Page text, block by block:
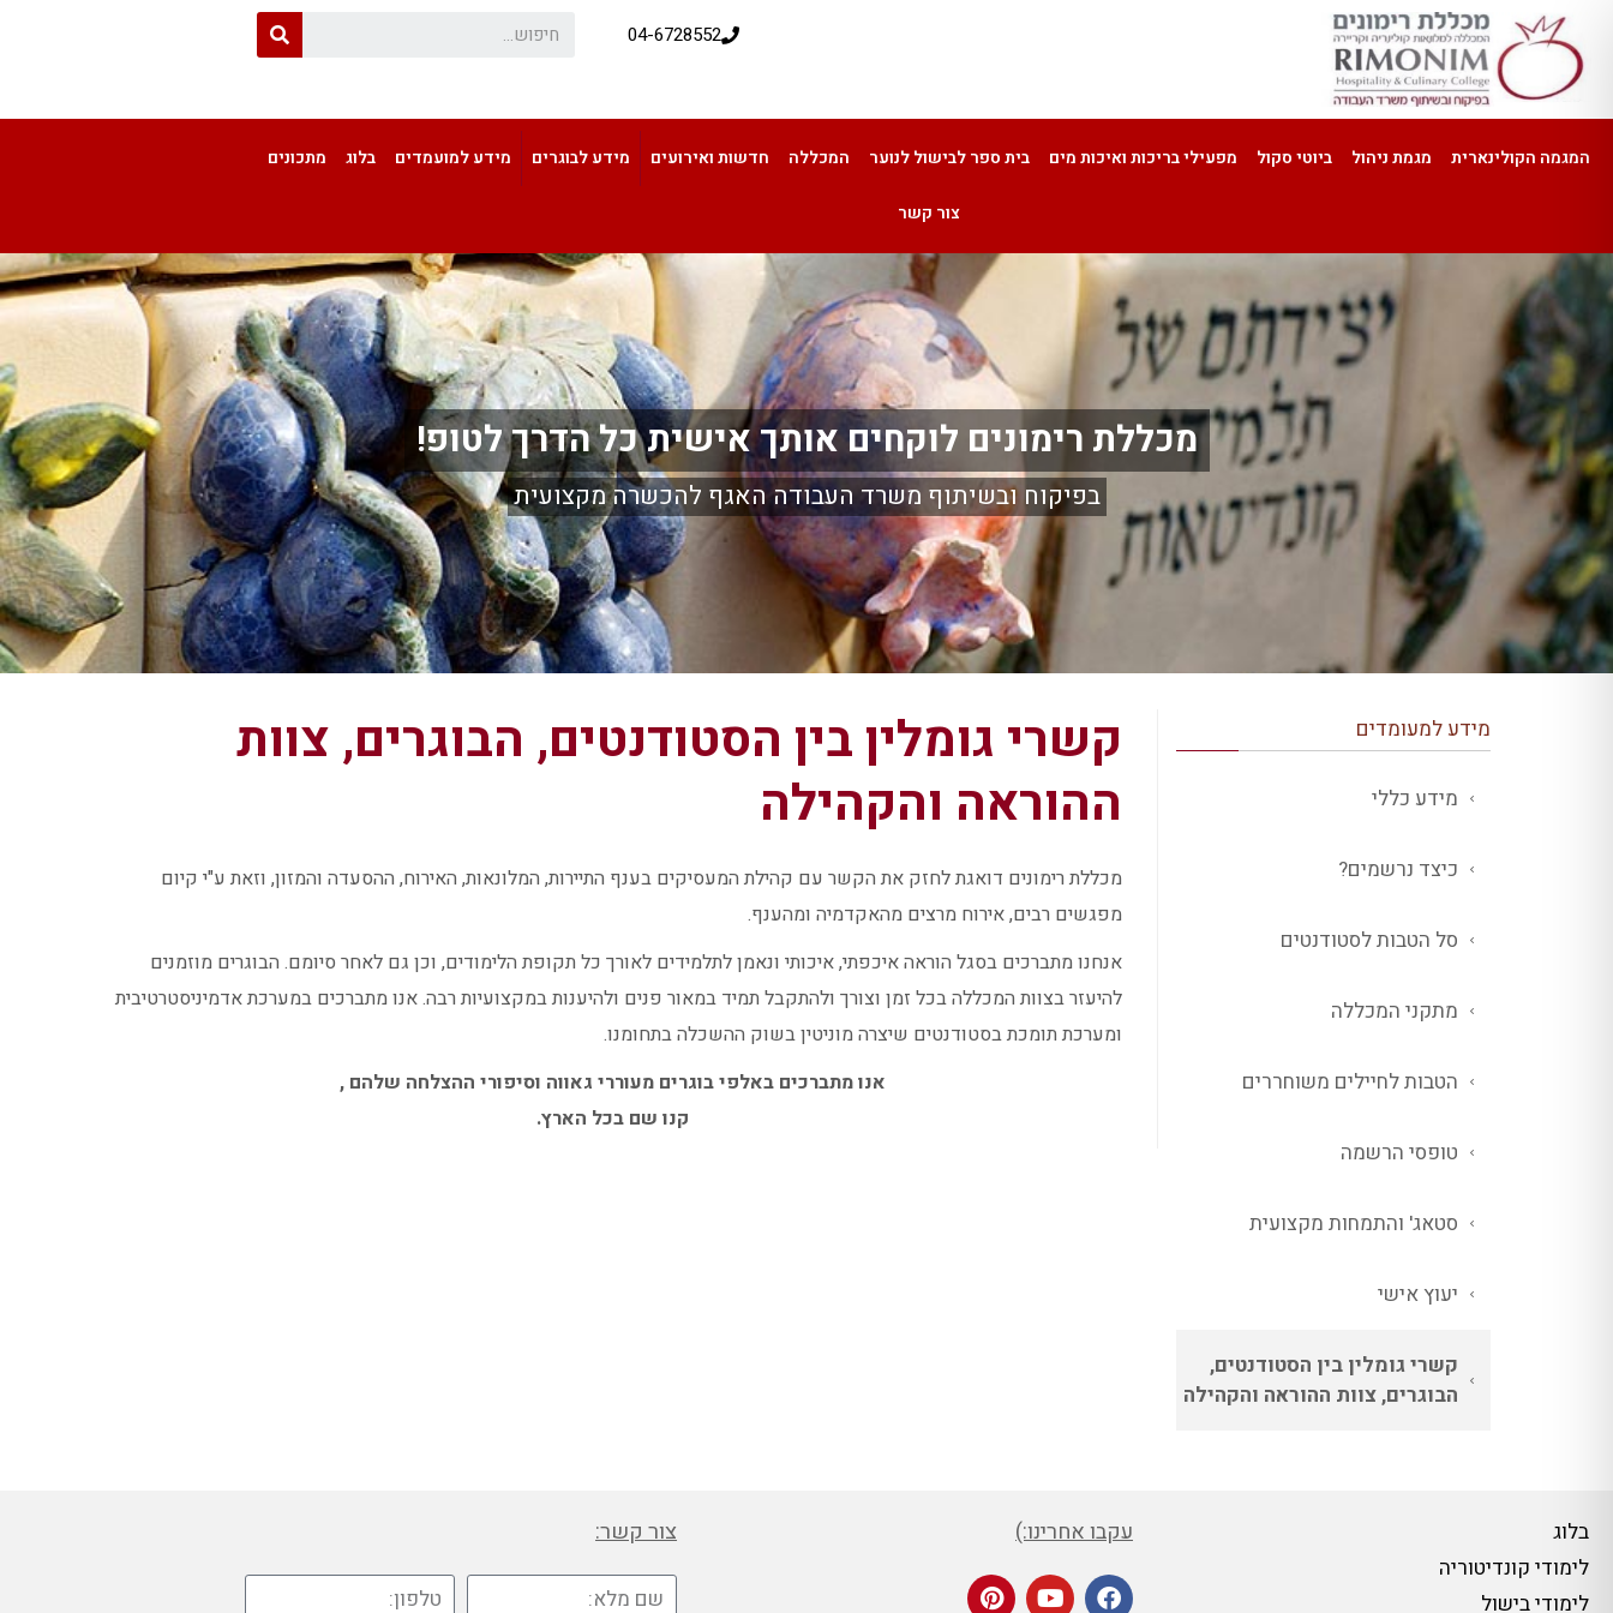
04-6728552
המגמה הקולינארית מגמת ניהול ביוטי סקול מפעילי בריכות ואיכות מים בית ספר לבישול לנוער המכללה חדשות ואירועים מידע לבוגרים מידע למועמדים בלוג מתכונים
צור קשר
מכללת רימונים לוקחים אותך אישית כל הדרך לטופ!
בפיקוח ובשיתוף משרד העבודה האגף להכשרה מקצועית
קשרי גומלין בין הסטודנטים, הבוגרים, צוות
ההוראה והקהילה
מכללת רימונים דואגת לחזק את הקשר עם קהילת המעסיקים בענף התיירות, המלונאות, האירוח, ההסעדה והמזון, וזאת ע"י קיום
מפגשים רבים, אירוח מרצים מהאקדמיה ומהענף.
אנחנו מתברכים בסגל הוראה איכפתי, איכותי ונאמן לתלמידים לאורך כל תקופת הלימודים, וכן גם לאחר סיומם. הבוגרים מוזמנים
להיעזר בצוות המכללה בכל זמן וצורך ולהתקבל תמיד במאור פנים ולהיענות במקצועיות רבה. אנו מתברכים במערכת אדמיניסטרטיבית
ומערכת תומכת בסטודנטים שיצרה מוניטין בשוק ההשכלה בתחומנו.
אנו מתברכים באלפי בוגרים מעוררי גאווה וסיפורי ההצלחה שלהם ,
קנו שם בכל הארץ.
מידע למעומדים
מידע כללי
כיצד נרשמים?
סל הטבות לסטודנטים
מתקני המכללה
הטבות לחיילים משוחררים
טופסי הרשמה
סטאג' והתמחות מקצועית
יעוץ אישי
קשרי גומלין בין הסטודנטים,
הבוגרים, צוות ההוראה והקהילה
בלוג
לימודי קונדיטוריה
לימודי בישול
עקבו אחרינו:) צור קשר: